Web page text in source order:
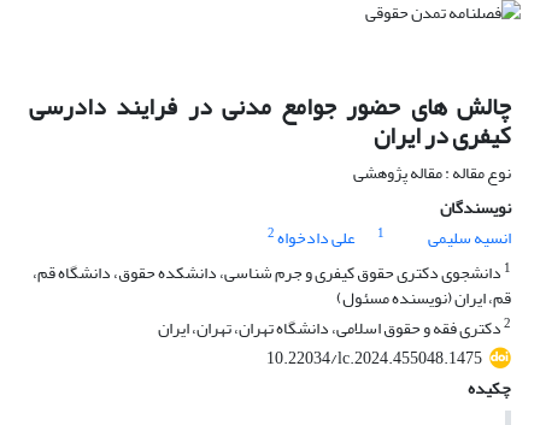
چالش های حضور جوامع مدنی در فرایند دادرسی
کیفری در ایران
نوع مقاله : مقاله پژوهشی
نویسندگان
انسیه سلیمی
1 علی دادخواه2
1 دانشجوی دکتری حقوق کیفری و جرم شناسی، دانشکده حقوق، دانشگاه قم،
قم، ایران (نویسنده مسئول)
2دکتری فقه و حقوق اسلامی، دانشگاه تهران، تهران، ایران
10.22034/lc.2024.455048.1475
چکیده